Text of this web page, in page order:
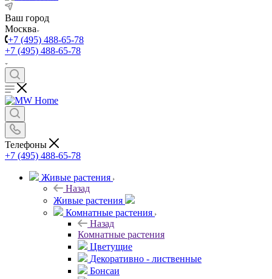
Ваш город
Москва
+7 (495) 488-65-78
+7 (495) 488-65-78
Телефоны
+7 (495) 488-65-78
Живые растения
Назад
Живые растения
Комнатные растения
Назад
Комнатные растения
Цветущие
Декоративно - лиственные
Бонсаи